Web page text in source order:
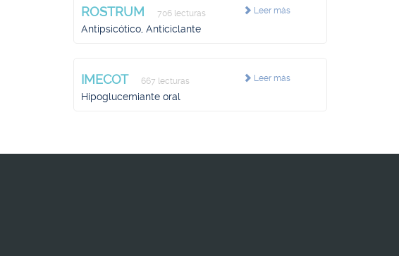
Leer más
ROSTRUM 706 lecturas
Antipsicótico, Anticiclante
Leer más
IMECOT 667 lecturas
Hipoglucemiante oral